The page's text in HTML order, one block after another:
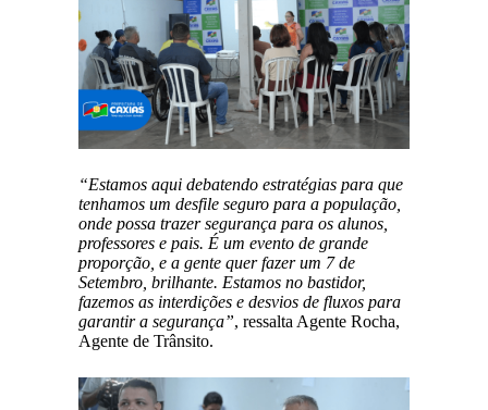
“Estamos aqui debatendo estratégias para que
tenhamos um desfile seguro para a população,
onde possa trazer segurança para os alunos,
professores e pais. É um evento de grande
proporção, e a gente quer fazer um 7 de
Setembro, brilhante. Estamos no bastidor,
fazemos as interdições e desvios de fluxos para
garantir a segurança”, ressalta Agente Rocha,
Agente de Trânsito.